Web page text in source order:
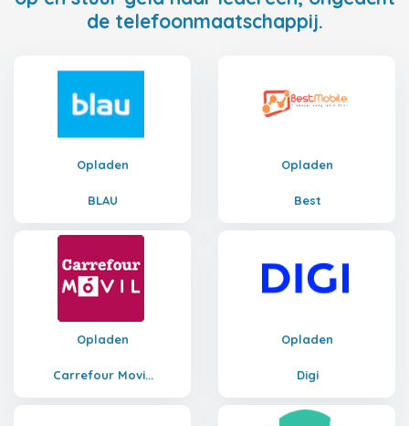
de telefoonmaatschappij.
Opladen
BLAU
Opladen
Best
Opladen
Carrefour Movi...
Opladen
Digi